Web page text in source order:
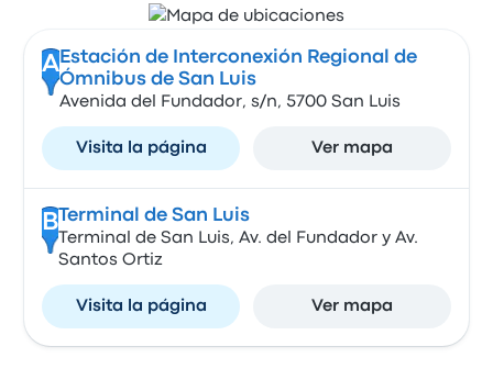
A Estación de Interconexión Regional de
Ómnibus de San Luis
Avenida del Fundador, s/n, 5700 San Luis
Visita la página Ver mapa
B Terminal de San Luis
Terminal de San Luis, Av. del Fundador y Av.
Santos Ortiz
Visita la página Ver mapa